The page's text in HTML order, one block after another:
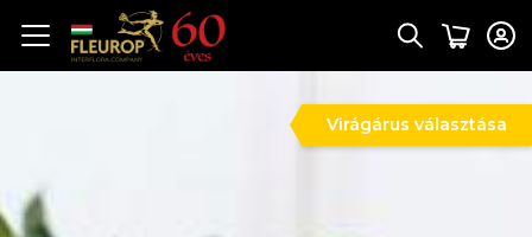
Virágárus választása